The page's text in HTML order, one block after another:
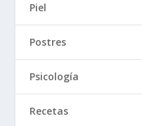
Piel
Postres
Psicología
Recetas